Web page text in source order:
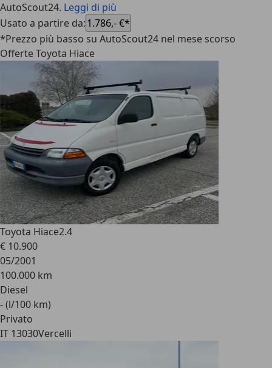
AutoScout24. Leggi di più
Usato a partire da:1.786,- €*
*Prezzo più basso su AutoScout24 nel mese scorso
Offerte Toyota Hiace
Toyota Hiace2.4
€ 10.900
05/2001
100.000 km
Diesel
- (l/100 km)
Privato
IT 13030Vercelli